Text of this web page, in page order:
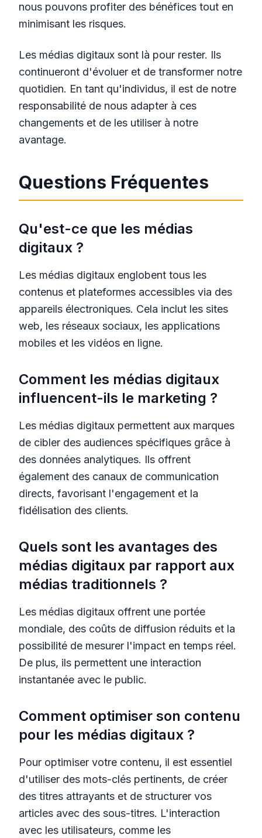
nous pouvons profiter des bénéfices tout en
minimisant les risques.
Les médias digitaux sont là pour rester. Ils
continueront d'évoluer et de transformer notre
quotidien. En tant qu'individus, il est de notre
responsabilité de nous adapter à ces
changements et de les utiliser à notre
avantage.
Questions Fréquentes
Qu'est-ce que les médias
digitaux ?
Les médias digitaux englobent tous les
contenus et plateformes accessibles via des
appareils électroniques. Cela inclut les sites
web, les réseaux sociaux, les applications
mobiles et les vidéos en ligne.
Comment les médias digitaux
influencent-ils le marketing ?
Les médias digitaux permettent aux marques
de cibler des audiences spécifiques grâce à
des données analytiques. Ils offrent
également des canaux de communication
directs, favorisant l'engagement et la
fidélisation des clients.
Quels sont les avantages des
médias digitaux par rapport aux
médias traditionnels ?
Les médias digitaux offrent une portée
mondiale, des coûts de diffusion réduits et la
possibilité de mesurer l'impact en temps réel.
De plus, ils permettent une interaction
instantanée avec le public.
Comment optimiser son contenu
pour les médias digitaux ?
Pour optimiser votre contenu, il est essentiel
d'utiliser des mots-clés pertinents, de créer
des titres attrayants et de structurer vos
articles avec des sous-titres. L'interaction
avec les utilisateurs, comme les